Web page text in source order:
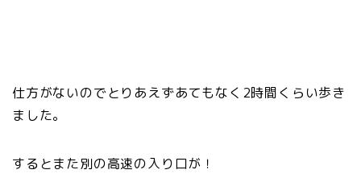
仕方がないのでとりあえずあてもなく2時間くらい歩き
ました。
するとまた別の高速の入り口が！